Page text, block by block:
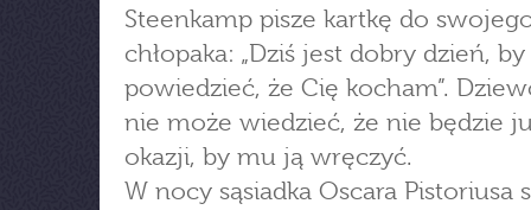
Steenkamp pisze kartkę do
chłopaka: „Dziś jest dobry dzień, by
powiedzieć, że Cię kocham”.
nie może wiedzieć, że nie będzie
okazji, by mu ją wręczyć.
W nocy sąsiadka Oscara Pistoriusa